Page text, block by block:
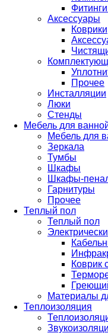
Аксессуары
Коврики
Прочее
Инсталляции
Люки
Стенды
Мебель для
Мебель для
Зеркала
Тумбы
Шкафы
Шкафы-
Гарнитуры
Прочее
Теплый пол
Теплый пол
Коврик
Материалы
Теплоизоляция